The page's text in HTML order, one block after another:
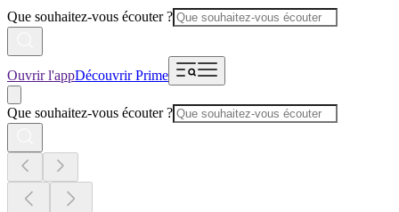
Que souhaitez-vous écouter ?
Ouvrir l'appDécouvrir Prime
Que souhaitez-vous écouter ?